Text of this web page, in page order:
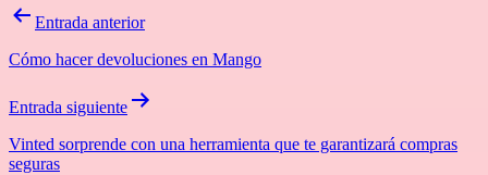
Navegación
entradas
Entrada anterior
Cómo hacer devoluciones en Mango
Entrada siguiente
Vinted sorprende con una herramienta que te garantizará compras
seguras